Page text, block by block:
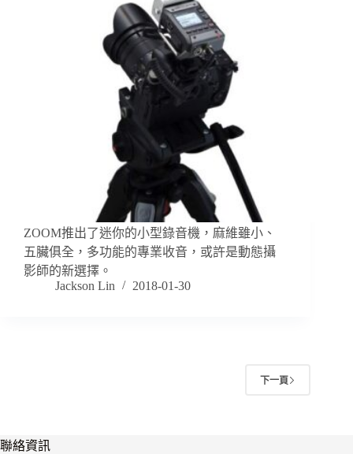
ZOOM推出了迷你的小型錄音機，麻維雖小、
五臟俱全，多功能的專業收音，或許是動態攝
影師的新選擇。
Jackson Lin
2018-01-30
下一頁
聯絡資訊